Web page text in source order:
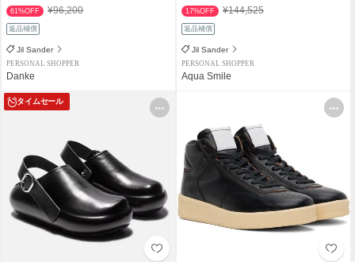
61%OFF ¥96,200
返品補償
Jil Sander
PERSONAL SHOPPER
Danke
17%OFF ¥144,525
返品補償
Jil Sander
PERSONAL SHOPPER
Aqua Smile
タイムセール